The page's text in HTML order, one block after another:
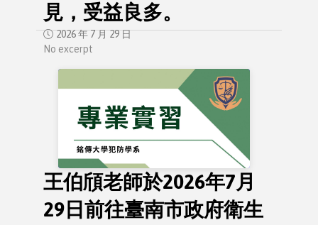
見，受益良多。
2026 年 7 月 29 日
No excerpt
王伯頎老師於2026年7月
29日前往臺南市政府衛生